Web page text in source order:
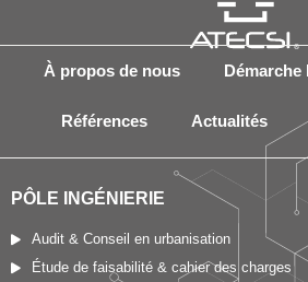
À propos de nous Démarche
Références Actualités
PÔLE INGÉNIERIE
Audit & Conseil en urbanisation
Étude de faisabilité & cahier des charges